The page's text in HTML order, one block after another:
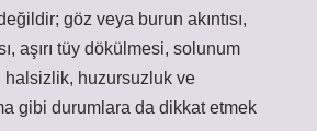
göz veya burun akıntısı,
aşırı tüy dökülmesi, solunum
huzursuzluk ve
gibi durumlara da dikkat etmek